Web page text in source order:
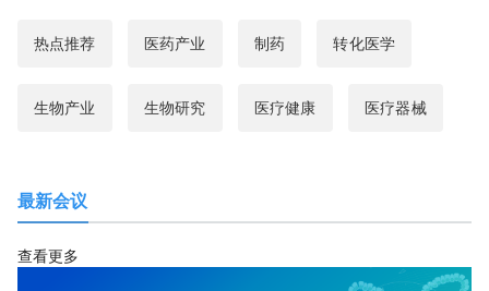
热点推荐 医药产业 制药 转化医学
生物产业 生物研究 医疗健康 医疗器械
最新会议
查看更多